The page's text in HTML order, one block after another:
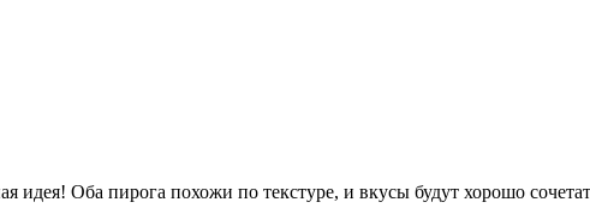
Оба пирога похожи по текстуре, и вкусы будут хорошо